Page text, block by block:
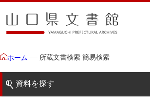
ホーム 所蔵文書検索 簡易検索
資料を探す